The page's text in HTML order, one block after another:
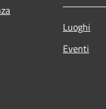
Luoghi
Eventi